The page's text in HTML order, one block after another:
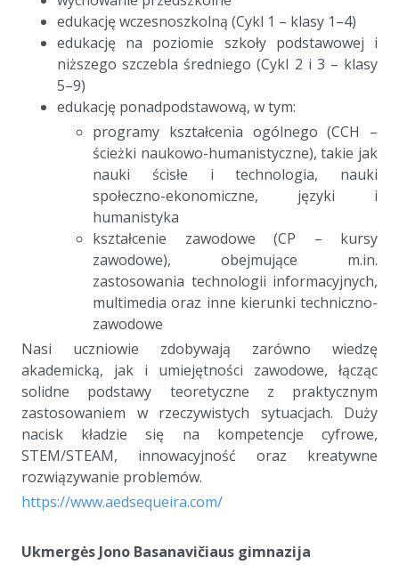
edukację wczesnoszkolną (Cykl 1 – klasy 1–4)
edukację na poziomie szkoły podstawowej i
niższego szczebla średniego (Cykl 2 i 3 – klasy
5–9)
edukację ponadpodstawową, w tym:
programy kształcenia ogólnego (CCH –
ścieżki naukowo-humanistyczne), takie jak
nauki ścisłe i technologia, nauki
społeczno-ekonomiczne, języki i
humanistyka
kształcenie zawodowe (CP – kursy
zawodowe), obejmujące m.in.
zastosowania technologii informacyjnych,
multimedia oraz inne kierunki techniczno-
zawodowe
Nasi uczniowie zdobywają zarówno wiedzę
akademicką, jak i umiejętności zawodowe, łącząc
solidne podstawy teoretyczne z praktycznym
zastosowaniem w rzeczywistych sytuacjach. Duży
nacisk kładzie się na kompetencje cyfrowe,
STEM/STEAM, innowacyjność oraz kreatywne
rozwiązywanie problemów.
https://www.aedsequeira.com/
Ukmergės Jono Basanavičiaus gimnazija